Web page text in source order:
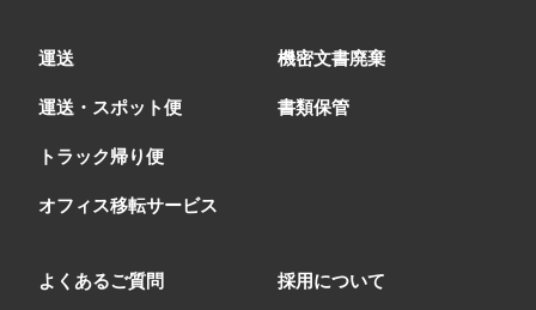
運送
運送・スポット便
トラック帰り便
オフィス移転サービス
機密文書廃棄
書類保管
よくあるご質問 採用について